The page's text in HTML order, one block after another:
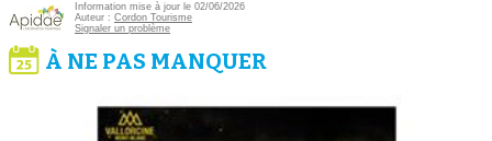
Information mise à jour le 02/06/2026
Auteur : Cordon Tourisme
Signaler un problème
À NE PAS MANQUER